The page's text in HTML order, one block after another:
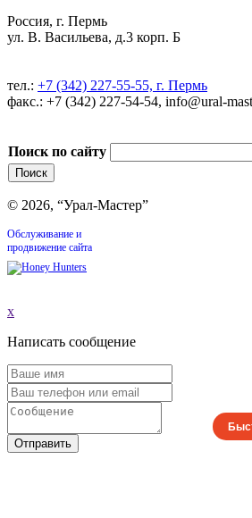
Россия, г. Пермь
ул. В. Васильева, д.3 корп. Б
тел.: +7 (342) 227-55-55, г. Пермь
факс.: +7 (342) 227-54-54, info@ural-
Поиск по сайту
© 2026, “Урал-Мастер”
Обслуживание и
продвижение сайта
x
Написать сообщение
Отправить